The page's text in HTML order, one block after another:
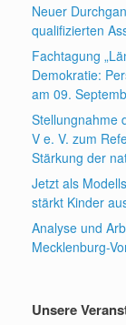
Neuer
qualifizierten
Fachtagung
Demokratie:
am 09.
Stellungnahme
V e. V. zum
Stärkung der
Jetzt als
stärkt Kinder
Analyse und
Mecklenburg-
Unsere